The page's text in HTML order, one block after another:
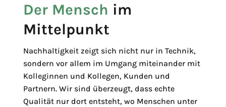
Der Mensch im
Mittelpunkt
Nachhaltigkeit zeigt sich nicht nur in Technik,
sondern vor allem im Umgang miteinander mit
Kolleginnen und Kollegen, Kunden und
Partnern. Wir sind überzeugt, dass echte
Qualität nur dort entsteht, wo Menschen unter